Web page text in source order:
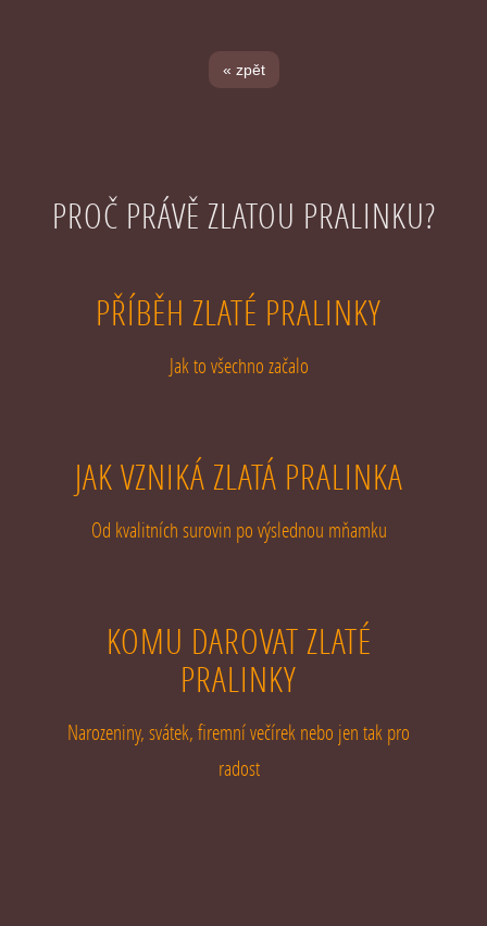
« zpět
PROČ PRÁVĚ ZLATOU PRALINKU?
PŘÍBĚH ZLATÉ PRALINKY
Jak to všechno začalo
JAK VZNIKÁ ZLATÁ PRALINKA
Od kvalitních surovin po výslednou mňamku
KOMU DAROVAT ZLATÉ
PRALINKY
Narozeniny, svátek, firemní večírek nebo jen tak pro
radost